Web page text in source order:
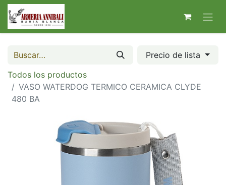
Precio de lista
Todos los productos
VASO WATERDOG TERMICO CERAMICA CLYDE
480 BA